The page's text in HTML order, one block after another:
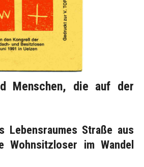
Menschen, die auf der
Lebensraumes Straße aus
Wohnsitzloser im Wandel